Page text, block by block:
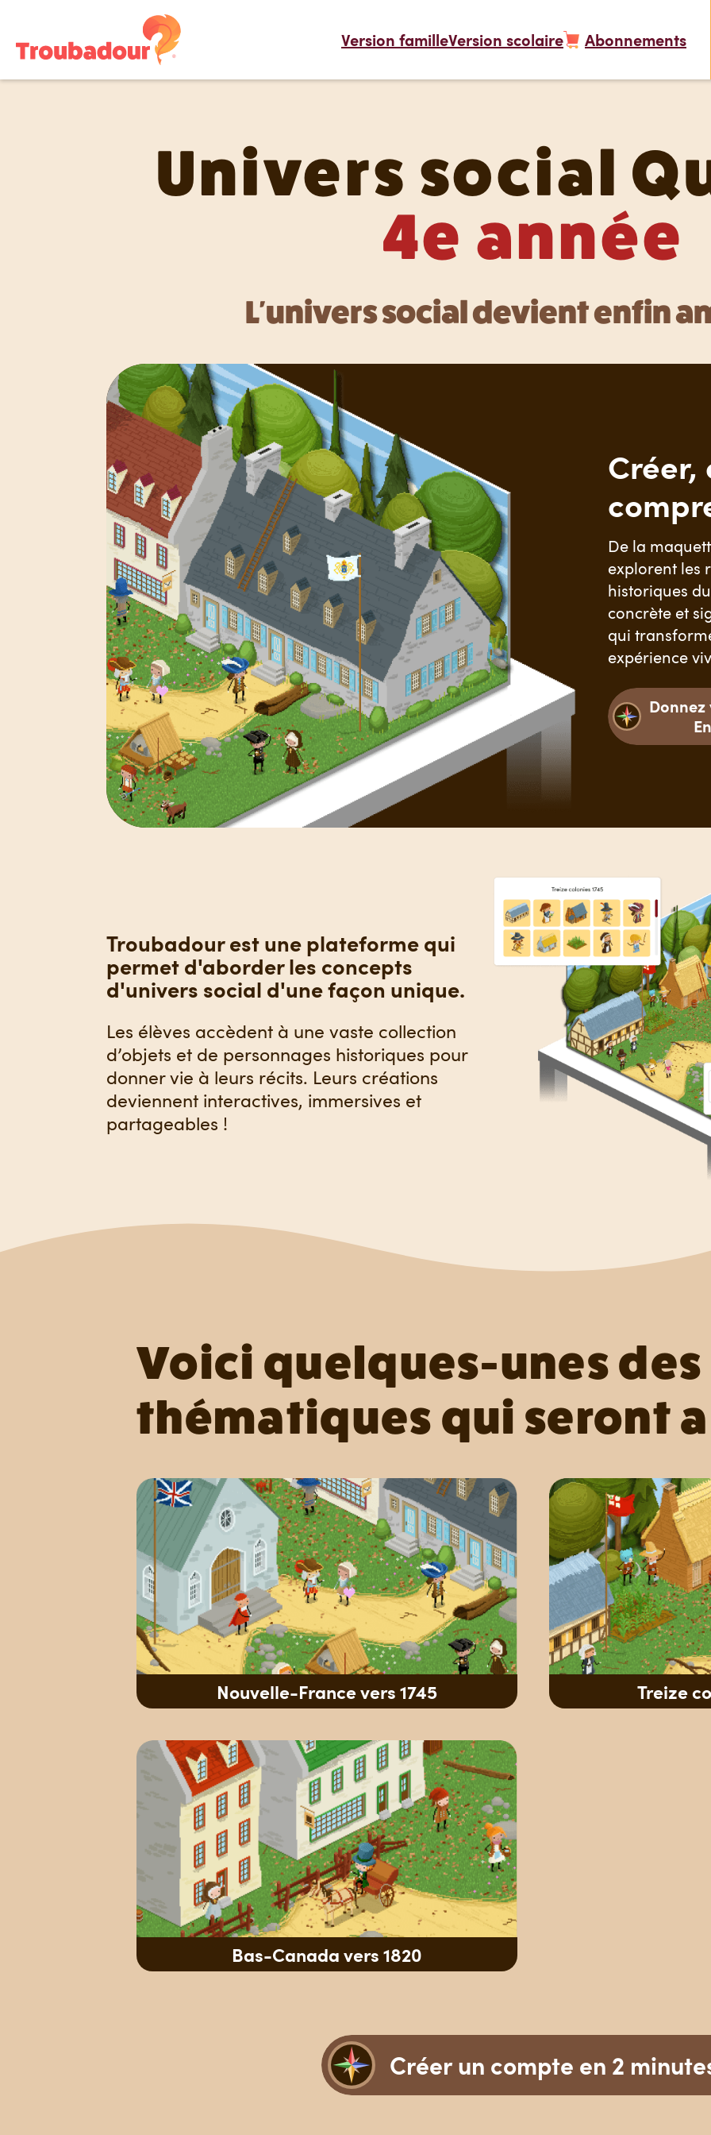
Version familleVersion scolaire Abonnements
Univers social
4e année
L'univers social devient enfin
Créer,
De la
explorent les
historiques
concrète et
qui
expérience
Donnez
Troubadour est une plateforme qui
permet d'aborder les concepts
d'univers social d'une façon unique.
Les élèves accèdent à une vaste collection
d’objets et de personnages historiques pour
donner vie à leurs récits. Leurs créations
deviennent interactives, immersives et
partageables !
Voici quelques-unes des
thématiques qui seront
Nouvelle-France vers 1745 Treize
Bas-Canada vers 1820
Créer un compte en 2